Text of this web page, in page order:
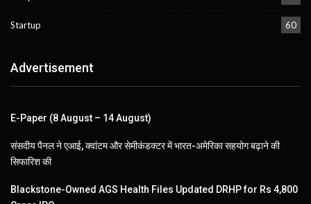
Startup 60
Advertisement
E-Paper (8 August – 14 August)
संसदीय पैनल ने एआई, क्वांटम और सेमीकंडक्टर में भारत-अमेरिका सहयोग बढ़ाने की
सिफारिश की
Blackstone-Owned AGS Health Files Updated DRHP for Rs 4,800